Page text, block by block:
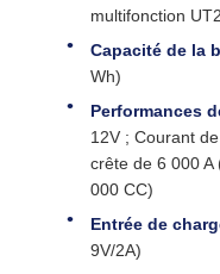
multifonction
Capacité de la
Wh)
Performances
12V ; Courant
crête de 6 000 A
000 CC)
Entrée de
9V/2A)